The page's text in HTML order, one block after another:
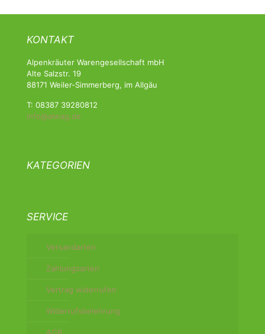
KONTAKT
Alpenkräuter Warengesellschaft mbH
Alte Salzstr. 19
88171 Weiler-Simmerberg, im Allgäu
T: 08387 39280812
info@alwag.de
KATEGORIEN
SERVICE
Versandarten
Zahlungsarten
Vertrag widerrufen
Widerrufsbelehrung